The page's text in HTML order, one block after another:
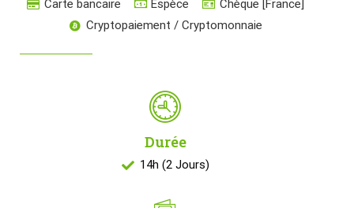
Carte bancaire Espèce
Chèque [France]
Cryptopaiement / Cryptomonnaie
Durée
14h (2 Jours)